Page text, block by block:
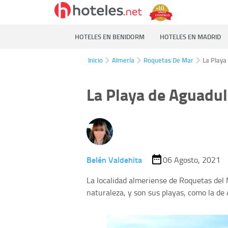
HOTELES EN BENIDORM HOTELES EN MADRID
Inicio Almería Roquetas De Mar La
La Playa de
Belén Valdehita
06 Agosto, 2021
La localidad almeriense de Roquetas
naturaleza, y son sus playas, como la